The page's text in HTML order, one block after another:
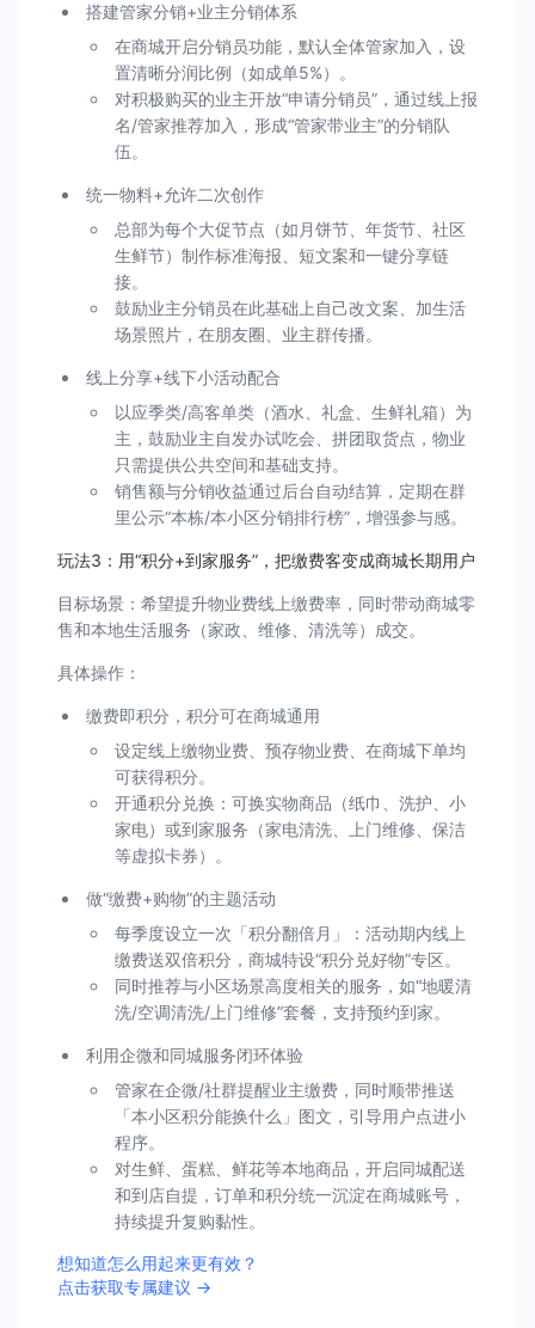
搭建管家分销+业主分销体系
在商城开启分销员功能，默认全体管家加入，设
置清晰分润比例（如成单5%）。
对积极购买的业主开放“申请分销员”，通过线上报
名/管家推荐加入，形成“管家带业主”的分销队
伍。
统一物料+允许二次创作
总部为每个大促节点（如月饼节、年货节、社区
生鲜节）制作标准海报、短文案和一键分享链
接。
鼓励业主分销员在此基础上自己改文案、加生活
场景照片，在朋友圈、业主群传播。
线上分享+线下小活动配合
以应季类/高客单类（酒水、礼盒、生鲜礼箱）为
主，鼓励业主自发办试吃会、拼团取货点，物业
只需提供公共空间和基础支持。
销售额与分销收益通过后台自动结算，定期在群
里公示“本栋/本小区分销排行榜”，增强参与感。
玩法3：用“积分+到家服务”，把缴费客变成商城长期用户
目标场景：希望提升物业费线上缴费率，同时带动商城零
售和本地生活服务（家政、维修、清洗等）成交。
具体操作：
缴费即积分，积分可在商城通用
设定线上缴物业费、预存物业费、在商城下单均
可获得积分。
开通积分兑换：可换实物商品（纸巾、洗护、小
家电）或到家服务（家电清洗、上门维修、保洁
等虚拟卡券）。
做“缴费+购物”的主题活动
每季度设立一次「积分翻倍月」：活动期内线上
缴费送双倍积分，商城特设“积分兑好物”专区。
同时推荐与小区场景高度相关的服务，如“地暖清
洗/空调清洗/上门维修”套餐，支持预约到家。
利用企微和同城服务闭环体验
管家在企微/社群提醒业主缴费，同时顺带推送
「本小区积分能换什么」图文，引导用户点进小
程序。
对生鲜、蛋糕、鲜花等本地商品，开启同城配送
和到店自提，订单和积分统一沉淀在商城账号，
持续提升复购黏性。
想知道怎么用起来更有效？
点击获取专属建议 →